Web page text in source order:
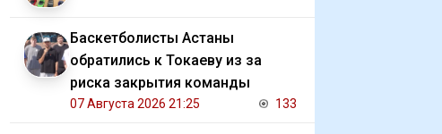
Баскетболисты Астаны
обратились к Токаеву из за
риска закрытия команды
07 Августа 2026 21:25 133